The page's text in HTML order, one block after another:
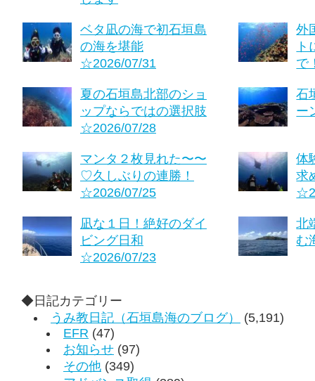
ベタ凪の海で初石垣島
の海を堪能
☆2026/07/31
外
ト
で
夏の石垣島北部のショ
ップならではの選択肢
☆2026/07/28
石
ー
マンタ２枚見れた〜〜
♡久しぶりの連勝！
☆2026/07/25
体
求
凪な１日！絶好のダイ
ビング日和
☆2026/07/23
北
む
◆日記カテゴリー
うみ教日記（石垣島海のブログ）
(5,191)
EFR (47)
お知らせ (97)
その他 (349)